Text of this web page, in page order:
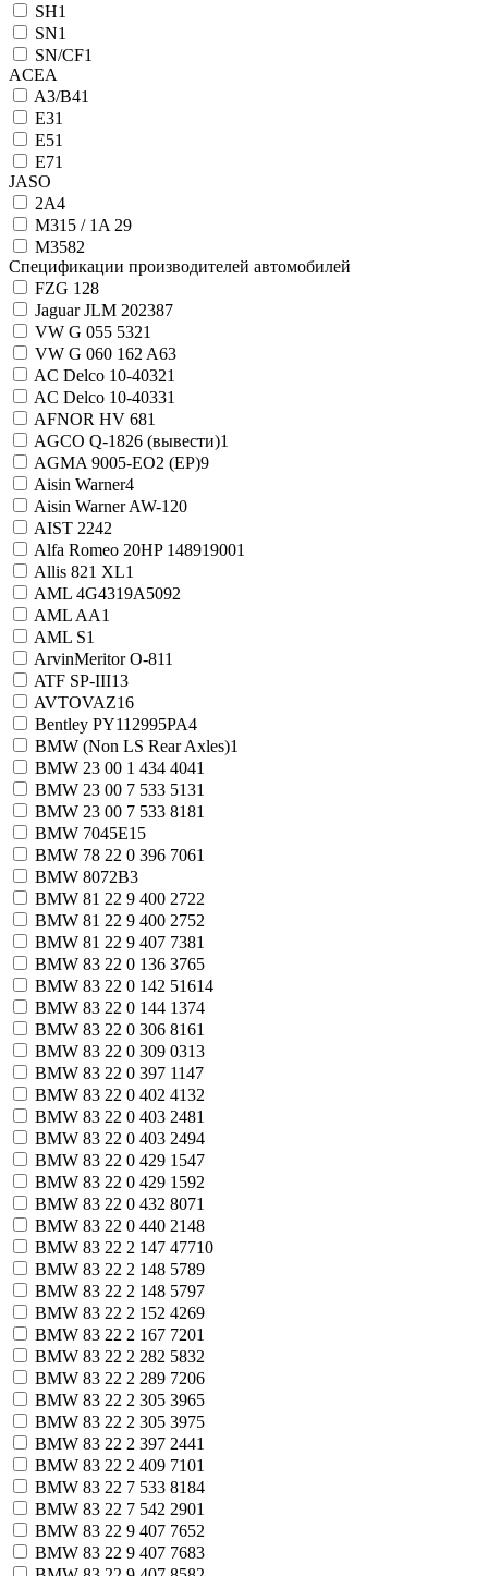
SH1
SN1
SN/CF1
ACEA
A3/B41
E31
E51
E71
JASO
2А4
M315 / 1A 29
M3582
Спецификации производителей автомобилей
FZG 128
Jaguar JLM 202387
VW G 055 5321
VW G 060 162 A63
AC Delco 10-40321
AC Delco 10-40331
AFNOR HV 681
AGCO Q-1826 (вывести)1
AGMA 9005-EO2 (EP)9
Aisin Warner4
Aisin Warner AW-1 20
AIST 2242
Alfa Romeo 20HP 148919001
Allis 821 XL1
AML 4G4319A5092
AML AA1
AML S1
ArvinMeritor O-811
ATF SP-III13
AVTOVAZ16
Bentley PY112995PA4
BMW (Non LS Rear Axles)1
BMW 23 00 1 434 4041
BMW 23 00 7 533 5131
BMW 23 00 7 533 8181
BMW 7045E15
BMW 78 22 0 396 7061
BMW 8072B3
BMW 81 22 9 400 2722
BMW 81 22 9 400 2752
BMW 81 22 9 407 7381
BMW 83 22 0 136 3765
BMW 83 22 0 142 51614
BMW 83 22 0 144 1374
BMW 83 22 0 306 8161
BMW 83 22 0 309 0313
BMW 83 22 0 397 1147
BMW 83 22 0 402 4132
BMW 83 22 0 403 2481
BMW 83 22 0 403 2494
BMW 83 22 0 429 1547
BMW 83 22 0 429 1592
BMW 83 22 0 432 8071
BMW 83 22 0 440 2148
BMW 83 22 2 147 47710
BMW 83 22 2 148 5789
BMW 83 22 2 148 5797
BMW 83 22 2 152 4269
BMW 83 22 2 167 7201
BMW 83 22 2 282 5832
BMW 83 22 2 289 7206
BMW 83 22 2 305 3965
BMW 83 22 2 305 3975
BMW 83 22 2 397 2441
BMW 83 22 2 409 7101
BMW 83 22 7 533 8184
BMW 83 22 7 542 2901
BMW 83 22 9 407 7652
BMW 83 22 9 407 7683